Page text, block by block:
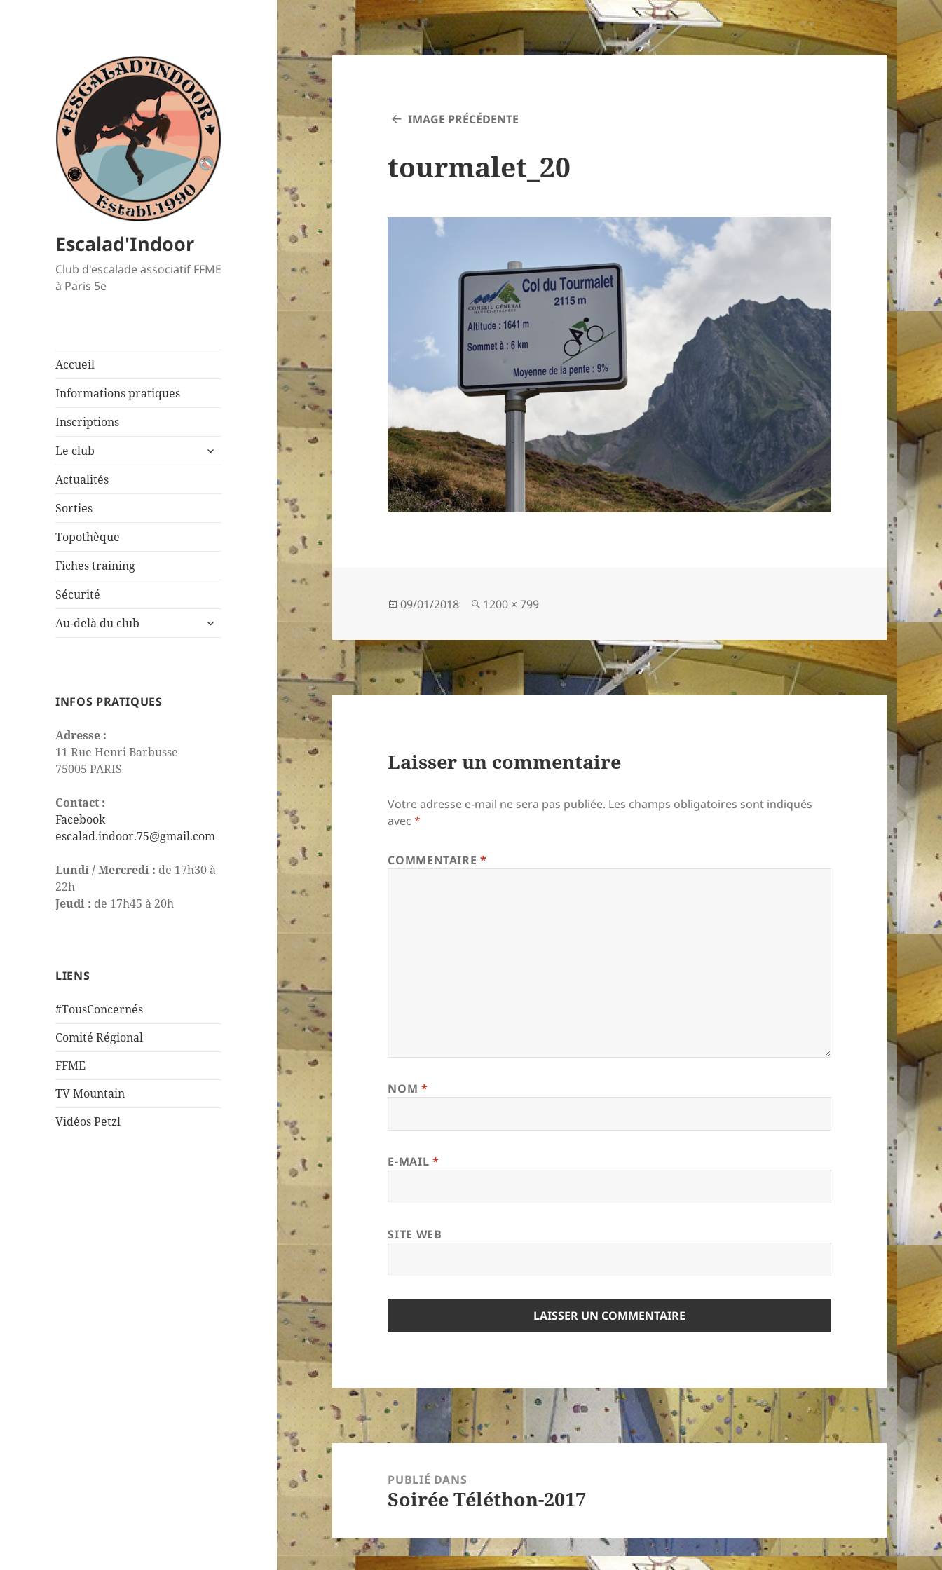
Escalad'Indoor
Club d'escalade associatif FFME
à Paris 5e
Accueil
Informations pratiques
Inscriptions
Le club
ouvrir
Actualités
Sorties
Topothèque
Fiches training
Sécurité
Au-delà du club
ouvrir
INFOS PRATIQUES
Adresse :
11 Rue Henri Barbusse
75005 PARIS
Contact :
Facebook
escalad.indoor.75@gmail.com
Lundi / Mercredi : de 17h30 à
22h
Jeudi : de 17h45 à 20h
LIENS
#TousConcernés
Comité Régional
FFME
TV Mountain
Vidéos Petzl
IMAGE PRÉCÉDENTE
tourmalet_20
Publié
09/01/2018
Taille
1200 × 799
Laisser un commentaire
Votre adresse e-mail ne sera pas publiée. Les champs obligatoires sont indiqués
avec*
COMMENTAIRE*
NOM *
E-MAIL *
SITE WEB
Navigation
PUBLIÉ DANS
Soirée Téléthon-2017